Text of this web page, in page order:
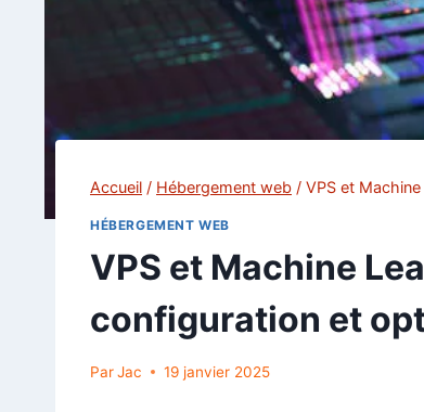
Accueil / Hébergement web / VPS et
HÉBERGEMENT WEB
VPS et Machine
configuration et
ParJac 19 janvier 2025